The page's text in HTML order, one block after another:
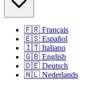
🇫🇷 Français
🇪🇸 Español
🇮🇹 Italiano
🇬🇧 English
🇩🇪 Deutsch
🇳🇱 Nederlands